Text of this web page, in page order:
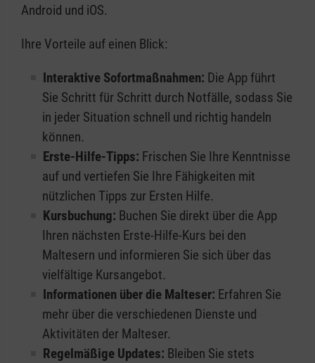
Android und iOS.
Ihre Vorteile auf einen Blick:
Interaktive Sofortmaßnahmen: Die App führt
Sie Schritt für Schritt durch Notfälle, sodass Sie
in jeder Situation schnell und richtig handeln
können.
Erste-Hilfe-Tipps: Frischen Sie Ihre Kenntnisse
auf und vertiefen Sie Ihre Fähigkeiten mit
nützlichen Tipps zur Ersten Hilfe.
Kursbuchung: Buchen Sie direkt über die App
Ihren nächsten Erste-Hilfe-Kurs bei den
Maltesern und informieren Sie sich über das
vielfältige Kursangebot.
Informationen über die Malteser: Erfahren Sie
mehr über die verschiedenen Dienste und
Aktivitäten der Malteser.
Regelmäßige Updates: Bleiben Sie stets